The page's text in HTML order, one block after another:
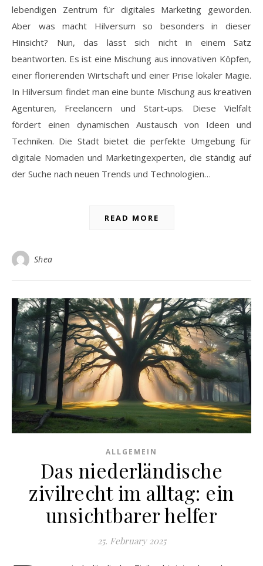
lebendigen Zentrum für digitales Marketing geworden.
Aber was macht Hilversum so besonders in dieser
Hinsicht? Nun, das lässt sich nicht in einem Satz
beantworten. Es ist eine Mischung aus innovativen Köpfen,
einer florierenden Wirtschaft und einer Prise lokaler Magie.
In Hilversum findet man eine bunte Mischung aus kreativen
Agenturen, Freelancern und Start-ups. Diese Vielfalt
fördert einen dynamischen Austausch von Ideen und
Techniken. Die Stadt bietet die perfekte Umgebung für
digitale Nomaden und Marketingexperten, die ständig auf
der Suche nach neuen Trends und Technologien…
READ MORE
Shea
ALLGEMEIN
Das niederländische
zivilrecht im alltag: ein
unsichtbarer helfer
25. February 2025